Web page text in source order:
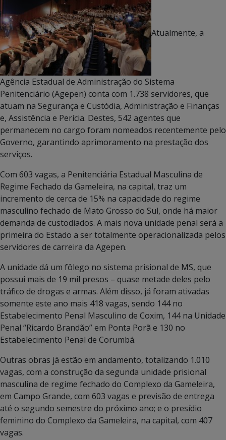
Atualmente, a
Agência Estadual de Administração do Sistema
Penitenciário (Agepen) conta com 1.738 servidores, que
atuam na Segurança e Custódia, Administração e Finanças
e, Assistência e Perícia. Destes, 542 agentes que
permanecem no cargo foram nomeados recentemente pelo
Governo, garantindo aprimoramento na prestação dos
serviços.
Com 603 vagas, a Penitenciária Estadual Masculina de
Regime Fechado da Gameleira, na capital, traz um
incremento de cerca de 15% na capacidade do regime
masculino fechado de Mato Grosso do Sul, onde há maior
demanda de custodiados. A mais nova unidade penal será a
primeira do Estado a ser totalmente operacionalizada pelos
servidores de carreira da Agepen.
A unidade dá um fôlego no sistema prisional de MS, que
possui mais de 19 mil presos – quase metade deles pelo
tráfico de drogas e armas. Além disso, já foram ativadas
somente este ano mais 418 vagas, sendo 144 no
Estabelecimento Penal Masculino de Coxim, 144 na Unidade
Penal “Ricardo Brandão” em Ponta Porã e 130 no
Estabelecimento Penal de Corumbá.
Outras obras já estão em andamento, totalizando 1.010
vagas, com a construção da segunda unidade prisional
masculina de regime fechado do Complexo da Gameleira,
em Campo Grande, com 603 vagas e previsão de entrega
até o segundo semestre do próximo ano; e o presídio
feminino do Complexo da Gameleira, na capital, com 407
vagas.